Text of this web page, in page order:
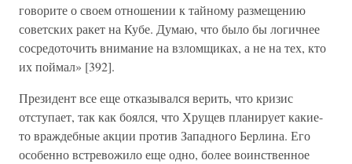
говорите о своем отношении к тайному размещению
советских ракет на Кубе. Думаю, что было бы логичнее
сосредоточить внимание на взломщиках, а не на тех, кто
их поймал» [392].
Президент все еще отказывался верить, что кризис
отступает, так как боялся, что Хрущев планирует какие-
то враждебные акции против Западного Берлина. Его
особенно встревожило еще одно, более воинственное